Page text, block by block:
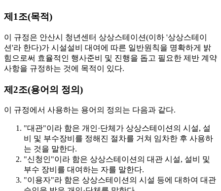
제1조(목적)
이 규정은 안산시 청년센터 상상스테이션(이하 '상상스테이
션'라 한다)가 시설설비 대여에 따른 일반원칙을 명확하게 밝
힘으로써 효율적인 행사준비 및 진행을 돕고 필요한 제반 계약
사항을 규정하는 것에 목적이 있다.
제2조(용어의 정의)
이 규정에서 사용하는 용어의 정의는 다음과 같다.
"대관"이라 함은 개인·단체가 상상스테이션의 시설, 설
비 및 부수장비를 정해진 절차를 거쳐 임차한 후 사용하
는 것을 말한다.
"신청인"이라 함은 상상스테이션의 대관 시설, 설비 및
부수 장비를 대여하는 자를 말한다.
"이용자"라 함은 상상스테이션의 시설 등에 대하여 대관